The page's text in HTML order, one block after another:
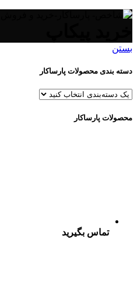
بستن
دسته بندی محصولات پارساکار
محصولات پارساکار
تماس بگیرید